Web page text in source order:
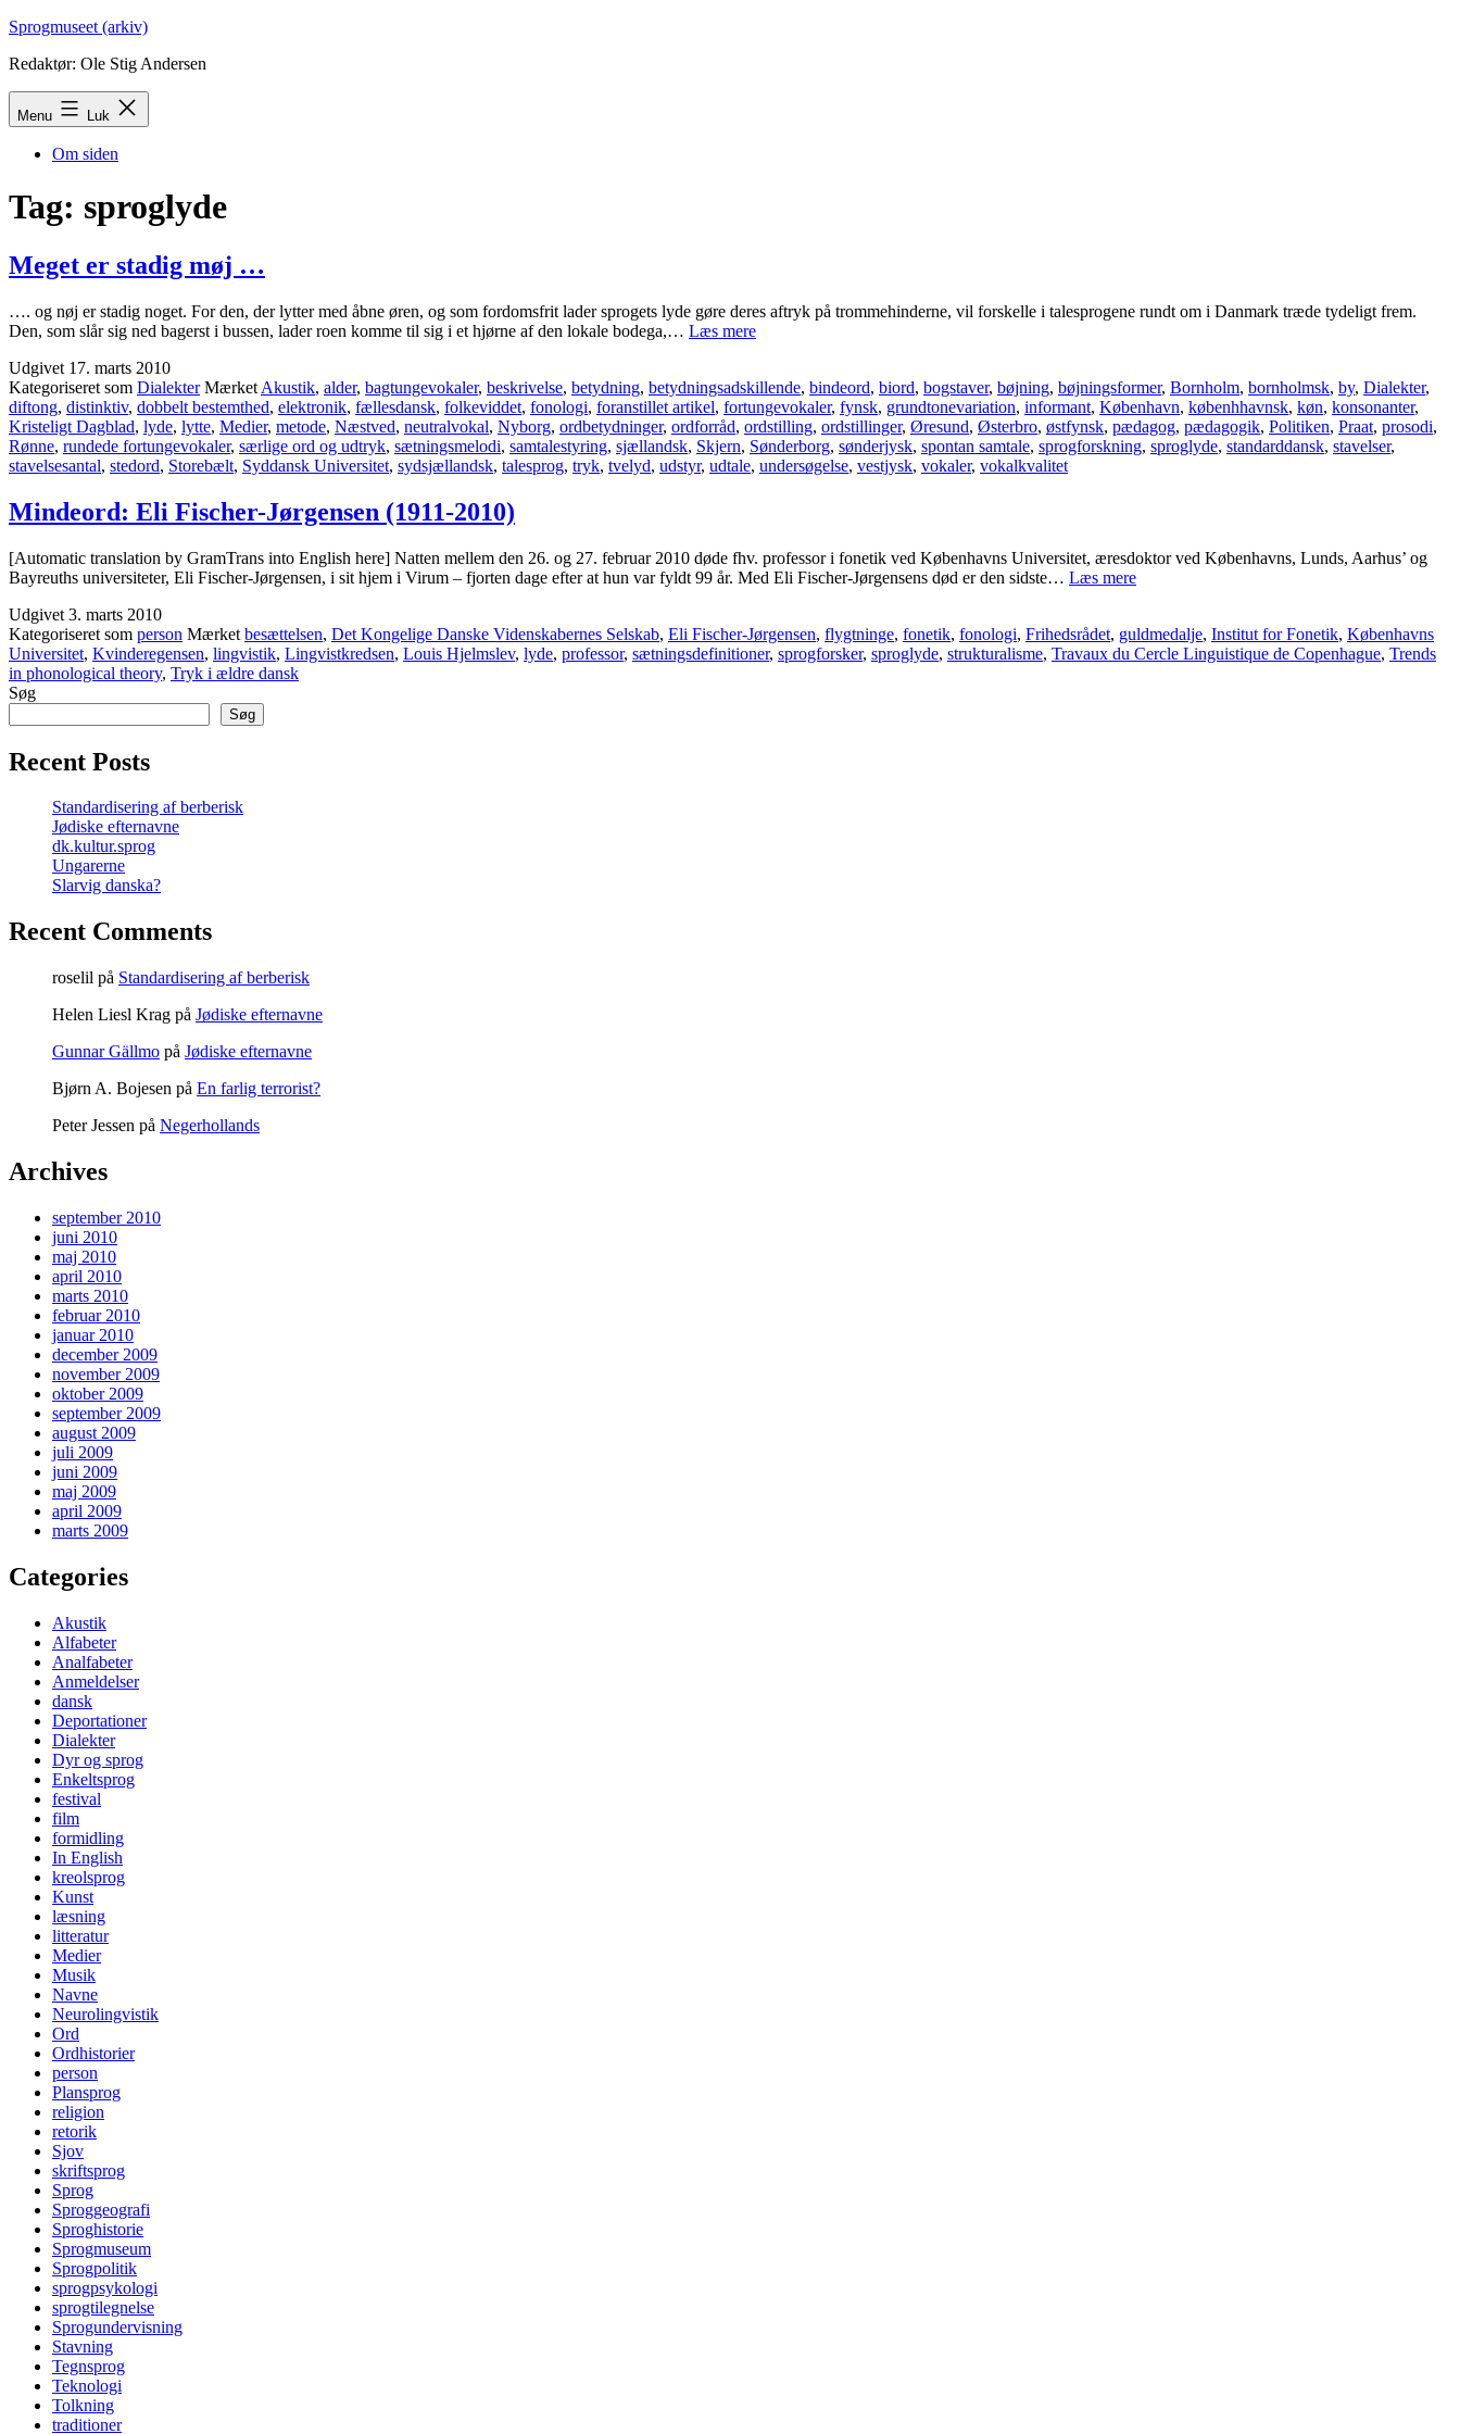
Fortsæt
indhold
Sprogmuseet (arkiv)
Redaktør: Ole Stig Andersen
Menu Luk
Om siden
Tag: sproglyde
Meget er stadig møj …
…. og nøj er stadig noget. For den, der lytter med åbne øren, og som fordomsfrit lader sprogets lyde gøre deres aftryk på trommehinderne, vil forskelle i talesprogene rundt om i Danmark træde tyde­ligt frem.
Den, som slår sig ned bagerst i bus­sen, lader roen komme til sig i et hjør­ne af den lo­ka­le bodega,… Læs mereMeget
møj
…
Udgivet 17. marts 2010
Kategoriseret som Dialekter Mærket Akustik, alder, bagtungevokaler, beskrivelse, betydning, betydningsadskillende, bindeord, biord, bogstaver, bøjning, bøjningsformer, Bornholm, bornholmsk, by, Dialekter,
diftong, distinktiv, dobbelt bestemthed, elektronik, fællesdansk, folke­vid­det, fonologi, foranstillet artikel, fortungevo­ka­ler, fynsk, grundtone­variation, informant, København, københhavnsk, køn, konsonanter,
Kristeligt Dagblad, lyde, lytte, Medier, metode, Næstved, neutralvokal, Nyborg, ordbetydninger, ordforråd, ordstilling, ordstillinger, Øresund, Østerbro, østfynsk, pæda­gog, pædagogik, Politiken, Praat, prosodi,
Rønne, rundede for­tun­ge­vo­kaler, særlige ord og udtryk, sætningsmelodi, samta­le­sty­­ring, sjællandsk, Skjern, Sønderborg, sønderjysk, spontan samtale, sprogforskning, sproglyde, standarddansk, stavelser,
stavelsesantal, stedord, Storebælt, Syddansk Universitet, sydsjællandsk, talesprog, tryk, tvelyd, udstyr, udtale, undersøgelse, vestjysk, vokaler, vokalkvalitet
Mindeord: Eli Fischer-Jørgensen (1911-2010)
[Automatic translation by GramTrans into English here] Natten mellem den 26. og 27. februar 2010 døde fhv. professor i fonetik ved Københavns Universitet, æresdoktor ved Københavns, Lunds, Aarhus’ og
Bayreuths universiteter, Eli Fischer-Jørgensen, i sit hjem i Virum – fjorten dage efter at hun var fyldt 99 år. Med Eli Fischer-Jørgensens død er den sidste… Læs mereMindeord:
Jørgensen
(1911-
Udgivet 3. marts 2010
Kategoriseret som person Mærket besættelsen, Det Kongelige Danske Videnskabernes Selskab, Eli Fischer-Jørgensen, flygtninge, fonetik, fonologi, Frihedsrådet, guldmedalje, Institut for Fonetik, Københavns
Universitet, Kvinderegensen, lingvistik, Lingvistkredsen, Louis Hjelmslev, lyde, professor, sætningsdefinitioner, sprogforsker, sproglyde, strukturalisme, Travaux du Cercle Linguistique de Copenhague, Trends
in phonological theory, Tryk i ældre dansk
Søg
Søg
Recent Posts
Standardisering af berberisk
Jødiske efternavne
dk.kultur.sprog
Ungarerne
Slarvig danska?
Recent Comments
roselil på Standardisering af berberisk
Helen Liesl Krag på Jødiske efternavne
Gunnar Gällmo på Jødiske efternavne
Bjørn A. Bojesen på En farlig terrorist?
Peter Jessen på Negerhollands
Archives
september 2010
juni 2010
maj 2010
april 2010
marts 2010
februar 2010
januar 2010
december 2009
november 2009
oktober 2009
september 2009
august 2009
juli 2009
juni 2009
maj 2009
april 2009
marts 2009
Categories
Akustik
Alfabeter
Analfabeter
Anmeldelser
dansk
Deportationer
Dialekter
Dyr og sprog
Enkeltsprog
festival
film
formidling
In English
kreolsprog
Kunst
læsning
litteratur
Medier
Musik
Navne
Neurolingvistik
Ord
Ordhistorier
person
Plansprog
religion
retorik
Sjov
skriftsprog
Sprog
Sproggeografi
Sproghistorie
Sprogmuseum
Sprogpolitik
sprogpsykologi
sprogtilegnelse
Sprogundervisning
Stavning
Tegnsprog
Teknologi
Tolkning
traditioner